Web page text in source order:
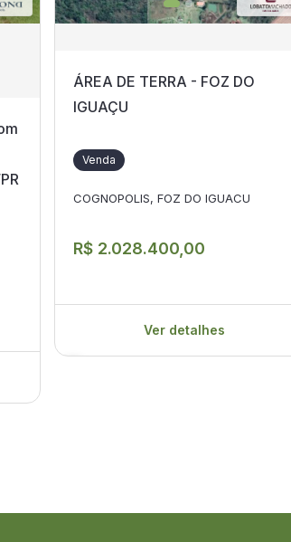
ÁREA DE TERRA - FOZ DO
IGUAÇU
Venda
COGNOPOLIS, FOZ DO IGUACU
R$ 2.028.400,00
Ver detalhes